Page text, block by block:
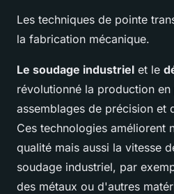
Les techniques de pointe
la fabrication mécanique.
Le soudage industriel et le
révolutionné la production
assemblages de précision et
Ces technologies améliorent
qualité mais aussi la vitesse
soudage industriel, par
des métaux ou d'autres